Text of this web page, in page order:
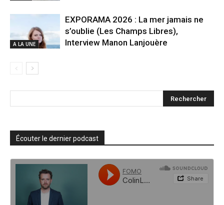
A LA UNE
EXPORAMA 2026 : La mer jamais ne
s’oublie (Les Champs Libres),
Interview Manon Lanjouère
Écouter le dernier podcast